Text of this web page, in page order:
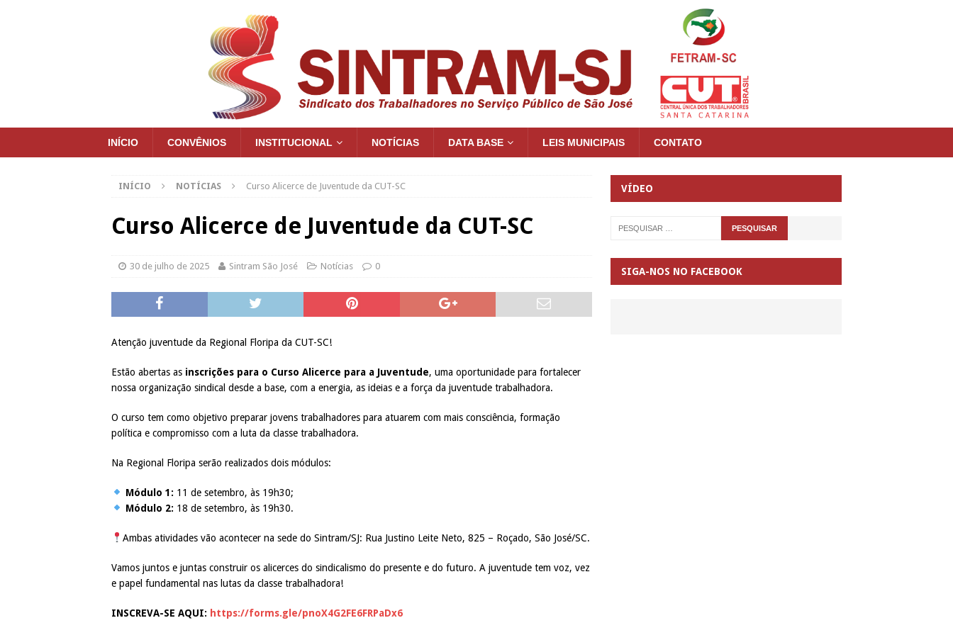
INÍCIO CONVÊNIOS INSTITUCIONAL NOTÍCIAS DATA BASE LEIS MUNICIPAIS CONTATO
INÍCIO NOTÍCIAS Curso Alicerce de Juventude da CUT-SC
Curso Alicerce de Juventude da CUT-SC
30 de julho de 2025 Sintram São José Notícias 0
Atenção juventude da Regional Floripa da CUT-SC!
Estão abertas as inscrições para o Curso Alicerce para a Juventude, uma oportunidade para fortalecer
nossa organização sindical desde a base, com a energia, as ideias e a força da juventude trabalhadora.
O curso tem como objetivo preparar jovens trabalhadores para atuarem com mais consciência, formação
política e compromisso com a luta da classe trabalhadora.
Na Regional Floripa serão realizados dois módulos:
Módulo 1: 11 de setembro, às 19h30;
Módulo 2: 18 de setembro, às 19h30.
Ambas atividades vão acontecer na sede do Sintram/SJ: Rua Justino Leite Neto, 825 – Roçado, São José/SC.
Vamos juntos e juntas construir os alicerces do sindicalismo do presente e do futuro. A juventude tem voz, vez
e papel fundamental nas lutas da classe trabalhadora!
INSCREVA-SE AQUI: https://forms.gle/pnoX4G2FE6FRPaDx6
VÍDEO
SIGA-NOS NO FACEBOOK